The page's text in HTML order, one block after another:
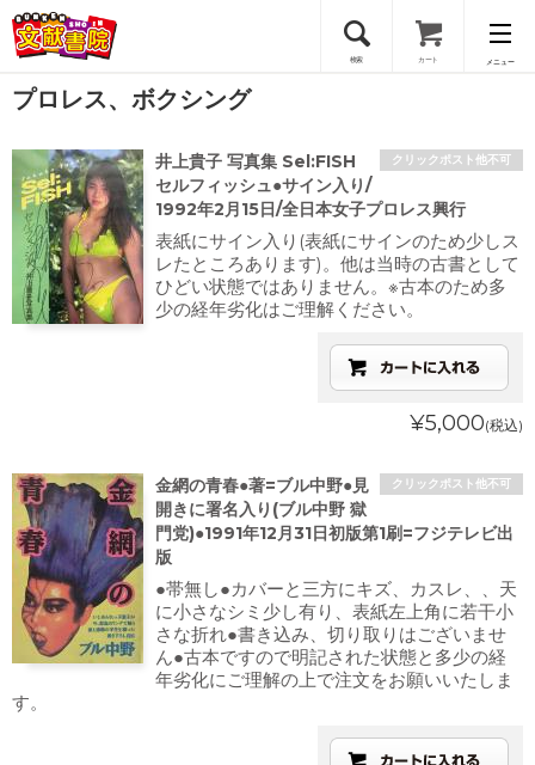
検索 カート メニュー
会員登録
ログイン
プロレス、ボクシング
クリックポスト他不可
井上貴子 写真集 Sel:FISH
セルフィッシュ●サイン入り/
1992年2月15日/全日本女子プロレス興行
表紙にサイン入り(表紙にサインのため少しス
レたところあります)。他は当時の古書として
ひどい状態ではありません。※古本のため多
少の経年劣化はご理解ください。
¥5,000(税込)
クリックポスト他不可
金網の青春●著=ブル中野●見
開きに署名入り(ブル中野 獄
門党)●1991年12月31日初版第1刷=フジテレビ出
版
●帯無し●カバーと三方にキズ、カスレ、、天
に小さなシミ少し有り、表紙左上角に若干小
さな折れ●書き込み、切り取りはございませ
ん●古本ですので明記された状態と多少の経
年劣化にご理解の上で注文をお願いいたしま
す。